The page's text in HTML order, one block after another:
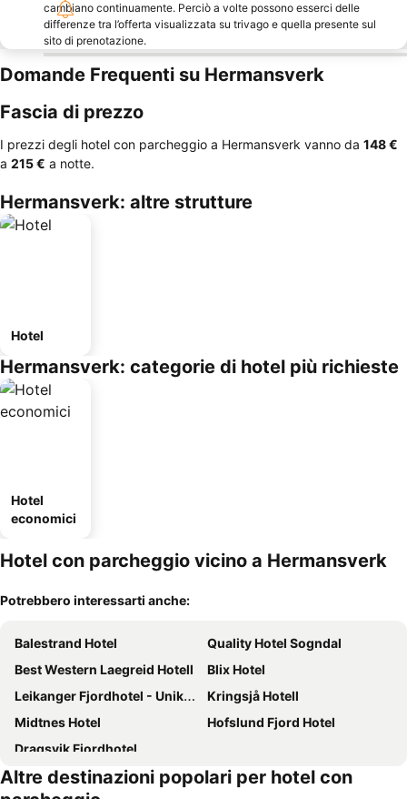
cambiano continuamente. Perciò a volte possono esserci delle
differenze tra l’offerta visualizzata su trivago e quella presente sul
sito di prenotazione.
Domande Frequenti su Hermansverk
Fascia di prezzo
I prezzi degli hotel con parcheggio a Hermansverk vanno da ‎148 €
a ‎215 € a notte.
Hermansverk: altre strutture
Hotel
Hermansverk: categorie di hotel più richieste
Hotel
economici
Hotel con parcheggio vicino a Hermansverk
Potrebbero interessarti anche:
Balestrand Hotel
Quality Hotel Sogndal
Best Western Laegreid Hotell
Blix Hotel
Leikanger Fjordhotel - Unike Hoteller
Kringsjå Hotell
Midtnes Hotel
Hofslund Fjord Hotel
Dragsvik Fjordhotel
Altre destinazioni popolari per hotel con